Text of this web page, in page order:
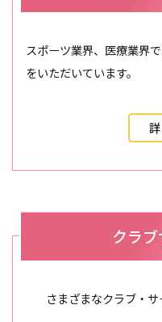
スポーツ業界、医療業界
をいただいています。
クラ
さまざまなクラブ・サ